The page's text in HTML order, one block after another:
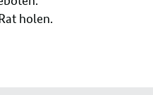
holen.